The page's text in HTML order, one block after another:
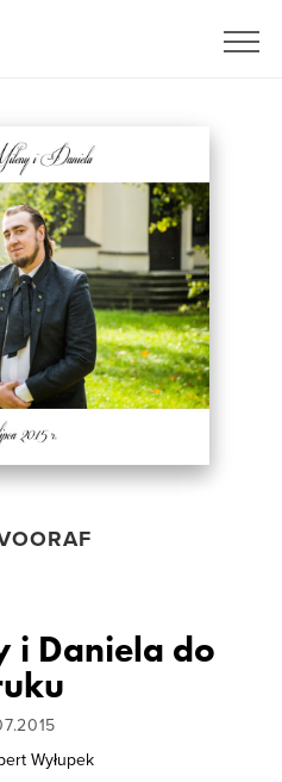
i Daniela do
Wyłupek